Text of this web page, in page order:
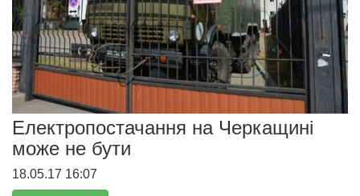
Електропостачання на Черкащині
може не бути
18.05.17 16:07